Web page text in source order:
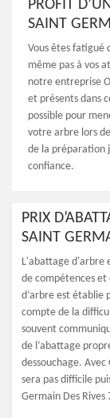
PROFIT
SAINT
Vous êtes fatigué
même pas à vos
notre entreprise
et présents dans
possible pour
votre arbre lors
de la préparation
confiance.
PRIX
SAINT
L'abattage d'arbre
de compétences et
d’arbre est établie
compte de la
souvent
de l’abattage
dessouchage.
sera pas difficile
Germain Des Rives